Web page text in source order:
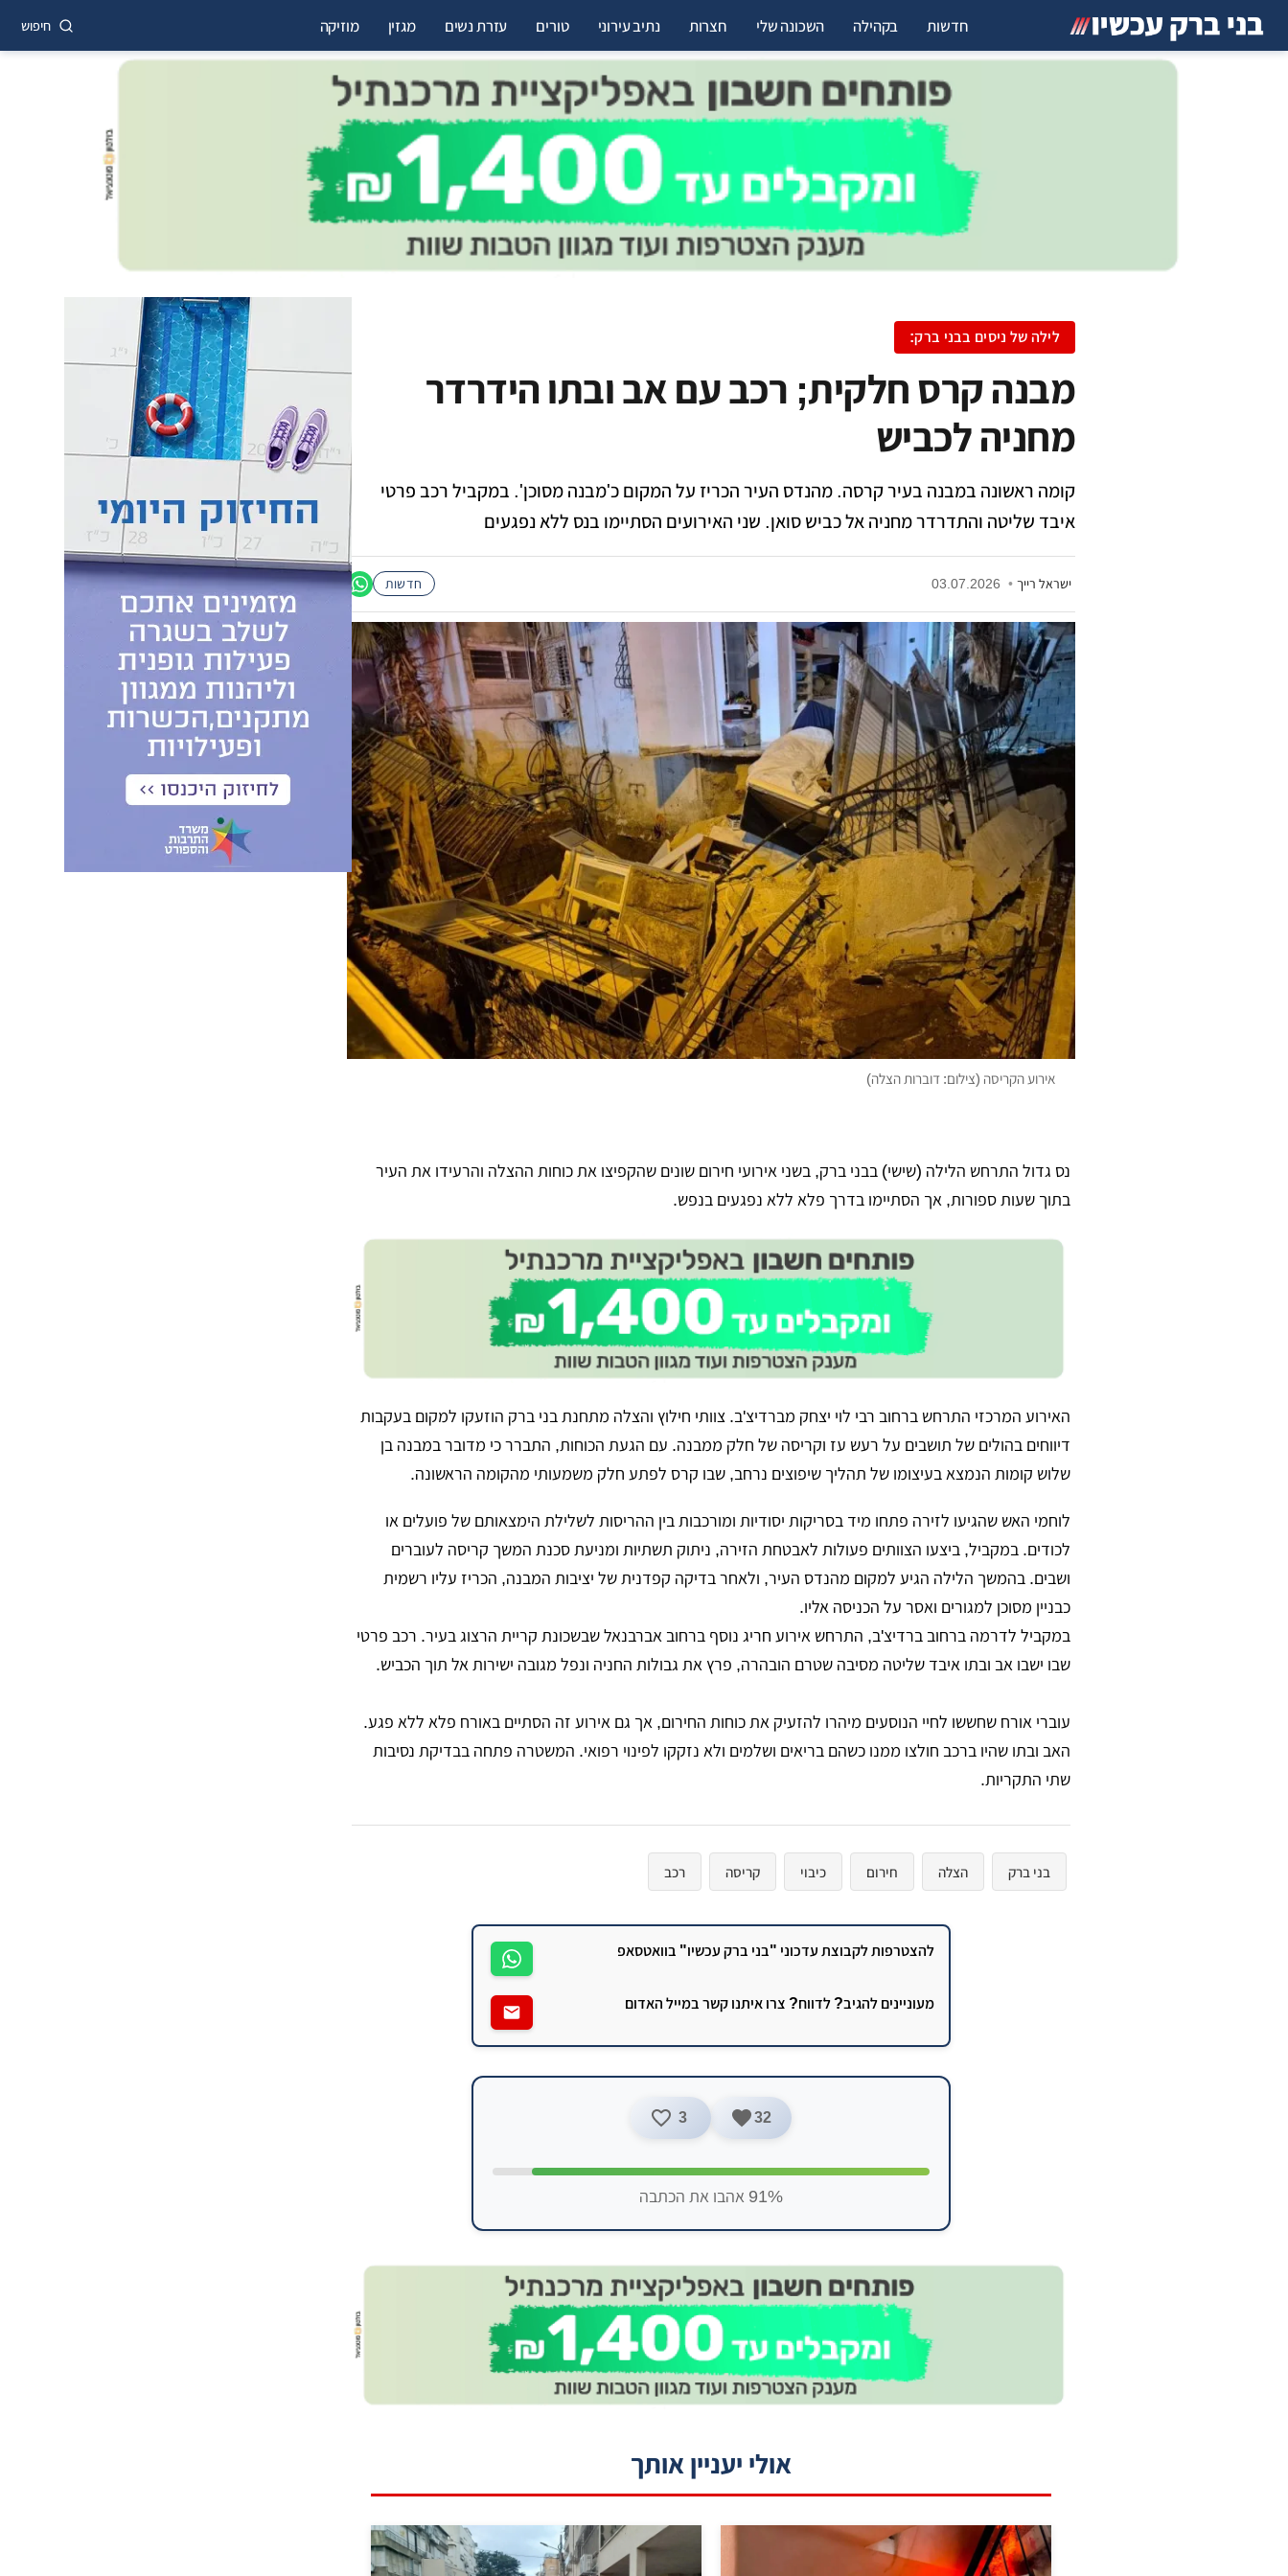
חדשות בקהילה השכונה שלי חצרות נתיב עירוני טורים עזרת נשים מגזין מוזיקה חיפוש
לילה של ניסים בבני ברק:
מבנה קרס חלקית; רכב עם אב ובתו הידרדר
מחניה לכביש
קומה ראשונה במבנה בעיר קרסה. מהנדס העיר הכריז על המקום כ'מבנה מסוכן'. במקביל רכב פרטי
איבד שליטה והתדרדר מחניה אל כביש סואן. שני האירועים הסתיימו בנס ללא נפגעים
ישראל רייך •
03.07.2026 חדשות
אירוע הקריסה (צילום: דוברות הצלה)
נס גדול התרחש הלילה (שישי) בבני ברק, בשני אירועי חירום שונים שהקפיצו את כוחות ההצלה והרעידו את העיר
בתוך שעות ספורות, אך הסתיימו בדרך פלא ללא נפגעים בנפש.
האירוע המרכזי התרחש ברחוב רבי לוי יצחק מברדיצ'ב. צוותי חילוץ והצלה מתחנת בני ברק הוזעקו למקום בעקבות
דיווחים בהולים של תושבים על רעש עז וקריסה של חלק ממבנה. עם הגעת הכוחות, התברר כי מדובר במבנה בן
שלוש קומות הנמצא בעיצומו של תהליך שיפוצים נרחב, שבו קרס לפתע חלק משמעותי מהקומה הראשונה.
לוחמי האש שהגיעו לזירה פתחו מיד בסריקות יסודיות ומורכבות בין ההריסות לשלילת הימצאותם של פועלים או
לכודים. במקביל, ביצעו הצוותים פעולות לאבטחת הזירה, ניתוק תשתיות ומניעת סכנת המשך קריסה לעוברים
ושבים. בהמשך הלילה הגיע למקום מהנדס העיר, ולאחר בדיקה קפדנית של יציבות המבנה, הכריז עליו רשמית
כבניין מסוכן למגורים ואסר על הכניסה אליו.
במקביל לדרמה ברחוב ברדיצ'ב, התרחש אירוע חריג נוסף ברחוב אברבנאל שבשכונת קריית הרצוג בעיר. רכב פרטי
שבו ישבו אב ובתו איבד שליטה מסיבה שטרם הובהרה, פרץ את גבולות החניה ונפל מגובה ישירות אל תוך הכביש.
עוברי אורח שחששו לחיי הנוסעים מיהרו להזעיק את כוחות החירום, אך גם אירוע זה הסתיים באורח פלא ללא פגע.
האב ובתו שהיו ברכב חולצו ממנו כשהם בריאים ושלמים ולא נזקקו לפינוי רפואי. המשטרה פתחה בבדיקת נסיבות
שתי התקריות.
בני ברק הצלה חירום כיבוי קריסה רכב
להצטרפות לקבוצת עדכוני "בני ברק עכשיו" בוואטסאפ
מעוניינים להגיב? לדווח? צרו איתנו קשר במייל האדום
32
3
91% אהבו את הכתבה
אולי יעניין אותך